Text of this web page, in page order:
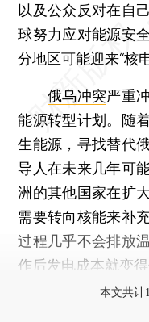
以及公众反对在自
球努力应对能源安
分地区可能迎来“核
俄乌冲突严重
能源转型计划。随
生能源，寻找替代
导人在未来几年可
洲的其他国家在扩
需要转向核能来补
过程几乎不会排放
作后发电成本就变
本文共计